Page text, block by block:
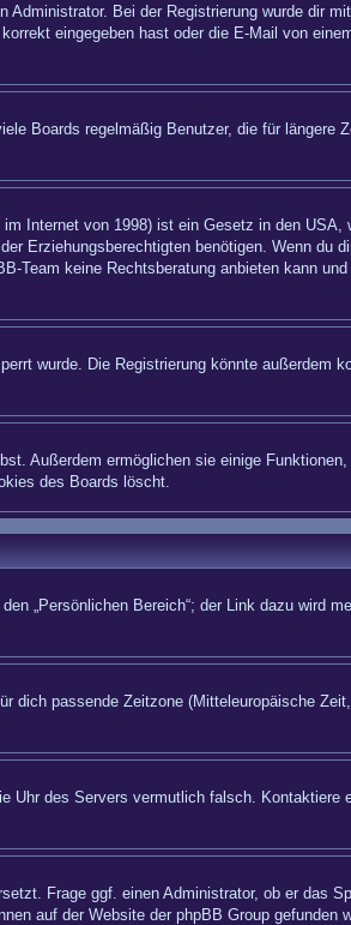
Bei der Registrierung wurde dir
eingegeben hast oder die E-Mail von
Boards regelmäßig Benutzer, die für längere
Internet von 1998) ist ein Gesetz in den
Erziehungsberechtigten benötigen. Wenn du
Team keine Rechtsberatung anbieten kann
wurde. Die Registrierung könnte außerdem
Außerdem ermöglichen sie einige Funktionen,
des Boards löscht.
„Persönlichen Bereich“; der Link dazu wird
dich passende Zeitzone (Mitteleuropäische
des Servers vermutlich falsch. Kontaktiere
Frage ggf. einen Administrator, ob er das
auf der Website der phpBB Group gefunden